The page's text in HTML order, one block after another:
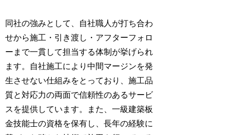
同社の強みとして、自社職人が打ち合わ
せから施工・引き渡し・アフターフォロ
ーまで一貫して担当する体制が挙げられ
ます。自社施工により中間マージンを発
生させない仕組みをとっており、施工品
質と対応力の両面で信頼性のあるサービ
スを提供しています。また、一級建築板
金技能士の資格を保有し、長年の経験に